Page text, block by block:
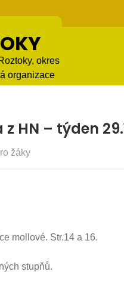
okres
organizace
– týden
žáky
mollové. Str.14 a 16.
stupňů.